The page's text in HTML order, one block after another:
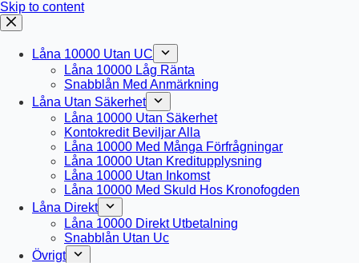
Skip to content
Låna 10000 Utan UC
Låna 10000 Låg Ränta
Snabblån Med Anmärkning
Låna Utan Säkerhet
Låna 10000 Utan Säkerhet
Kontokredit Beviljar Alla
Låna 10000 Med Många Förfrågningar
Låna 10000 Utan Kreditupplysning
Låna 10000 Utan Inkomst
Låna 10000 Med Skuld Hos Kronofogden
Låna Direkt
Låna 10000 Direkt Utbetalning
Snabblån Utan Uc
Övrigt